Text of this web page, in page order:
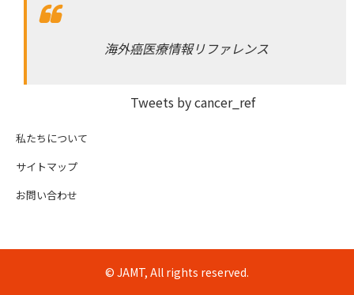
海外癌医療情報リファレンス
Tweets by cancer_ref
私たちについて
サイトマップ
お問い合わせ
© JAMT, All rights reserved.